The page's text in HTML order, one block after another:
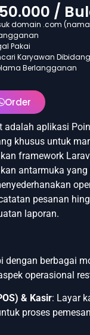
/
domain .com
Pakai
Karyawan
Berlangganan
Order
adalah aplikasi
khusus untuk
framework
antarmuka
pesanan
laporan.
dengan berbagai
operasional
& Kasir: Layar
proses